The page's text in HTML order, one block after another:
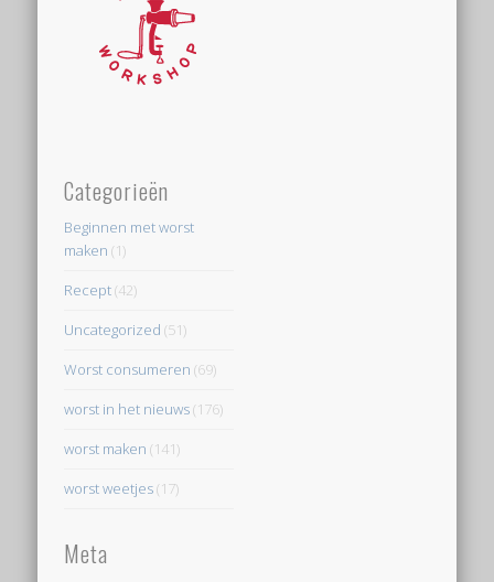
Categorieën
Beginnen met worst
maken (1)
Recept(42)
Uncategorized (51)
Worst consumeren (69)
worst in het nieuws(176)
worst maken (141)
worst weetjes(17)
Meta